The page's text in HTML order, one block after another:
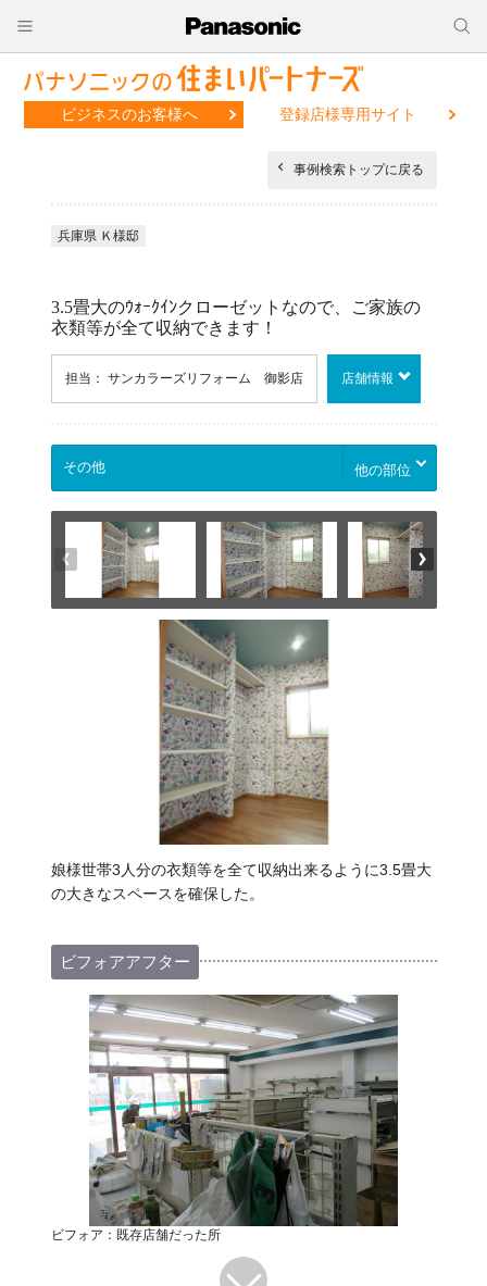
ビジネスのお客様へ 登録店様専用サイト
事例検索トップに戻る
兵庫県 Ｋ様邸
3.5畳大のｳｫｰｸｲﾝクローゼットなので、ご家族の
衣類等が全て収納できます！
担当： サンカラーズリフォーム 御影店 店舗情報
他の部位
娘様世帯3人分の衣類等を全て収納出来るように3.5畳大
の大きなスペースを確保した。
ビフォアアフター
ビフォア：既存店舗だった所